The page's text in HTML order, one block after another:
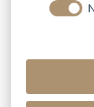
Wir speichern
Formular, um
bearbeiten zu
Kontaktdaten.
nicht an andere